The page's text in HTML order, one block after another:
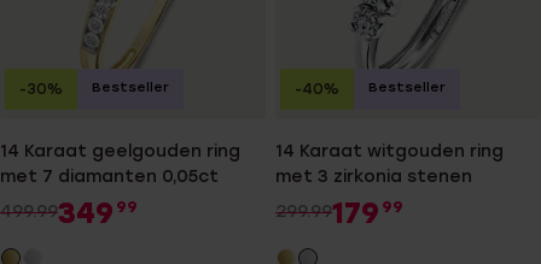
14 Karaat geelgouden ring
met 7 diamanten 0,05ct
499.99349 99
-30% Bestseller
14 Karaat witgouden ring
met 3 zirkonia stenen
299.99179 99
-40% Bestseller